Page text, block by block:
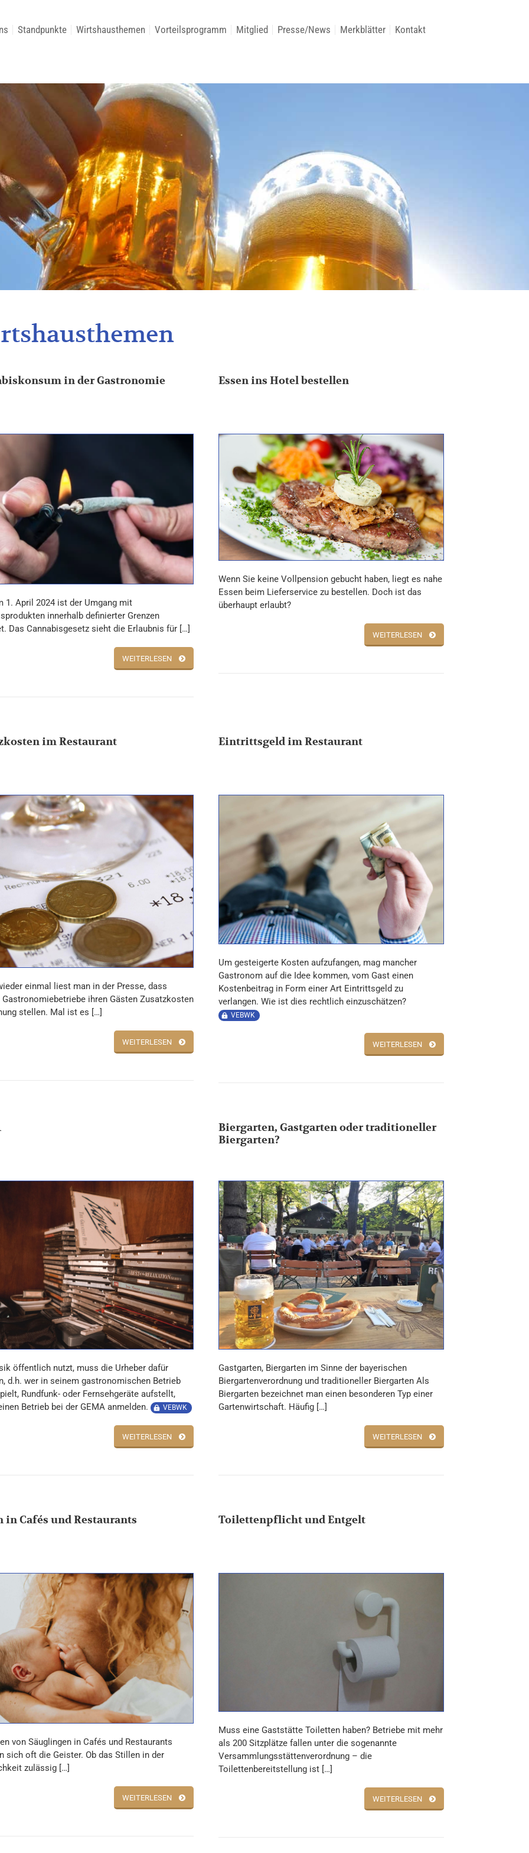
Standpunkte Wirtshausthemen Vorteilsprogramm Mitglied Presse/News Merkblätter Kontakt
in der Gastronomie
1. April 2024 ist der Umgang mit
innerhalb definierter Grenzen
Das Cannabisgesetz sieht die Erlaubnis für […]
WEITERLESEN
Essen ins Hotel bestellen
Wenn Sie keine Vollpension gebucht haben, liegt es nahe
Essen beim Lieferservice zu bestellen. Doch ist das
überhaupt erlaubt?
WEITERLESEN
im Restaurant
einmal liest man in der Presse, dass
ihren Gästen Zusatzkosten
stellen. Mal ist es […]
WEITERLESEN
Eintrittsgeld im Restaurant
Um gesteigerte Kosten aufzufangen, mag mancher
Gastronom auf die Idee kommen, vom Gast einen
Kostenbeitrag in Form einer Art Eintrittsgeld zu
verlangen. Wie ist dies rechtlich einzuschätzen?
VEBWK
WEITERLESEN
öffentlich nutzt, muss die Urheber dafür
d.h. wer in seinem gastronomischen Betrieb
Rundfunk- oder Fernsehgeräte aufstellt,
Betrieb bei der GEMA anmelden.
VEBWK
WEITERLESEN
Biergarten, Gastgarten oder traditioneller
Biergarten?
Gastgarten, Biergarten im Sinne der bayerischen
Biergartenverordnung und traditioneller Biergarten Als
Biergarten bezeichnet man einen besonderen Typ einer
Gartenwirtschaft. Häufig […]
WEITERLESEN
in Cafés und Restaurants
von Säuglingen in Cafés und Restaurants
sich oft die Geister. Ob das Stillen in der
zulässig […]
WEITERLESEN
Toilettenpflicht und Entgelt
Muss eine Gaststätte Toiletten haben? Betriebe mit mehr
als 200 Sitzplätze fallen unter die sogenannte
Versammlungsstättenverordnung – die
Toilettenbereitstellung ist […]
WEITERLESEN